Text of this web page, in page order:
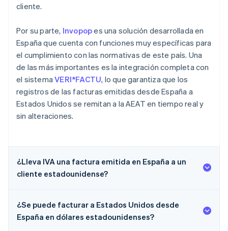
cliente.
Por su parte, Invopopes una solución desarrollada en
España que cuenta con funciones muy específicas para
el cumplimiento con las normativas de este país. Una
de las más importantes es la integración completa con
el sistemaVERI*FACTU, lo que garantiza que los
registros de las facturas emitidas desde España a
Estados Unidos se remitan a la AEAT en tiempo real y
sin alteraciones.
¿Lleva IVA una factura emitida en España a un
cliente estadounidense?
¿Se puede facturar a Estados Unidos desde
España en dólares estadounidenses?